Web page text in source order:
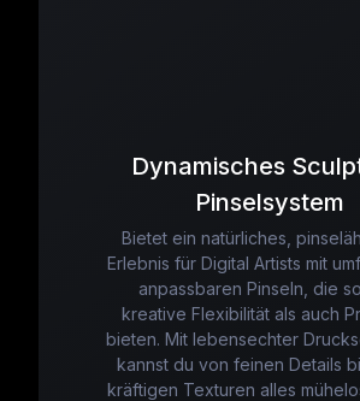
Dynamisches
Pinselsystem
Bietet ein natürliches,
Erlebnis für Digital Artists mit
anpassbaren Pinseln, die
kreative Flexibilität als auch
bieten. Mit lebensechter
kannst du von feinen Details
kräftigen Texturen alles